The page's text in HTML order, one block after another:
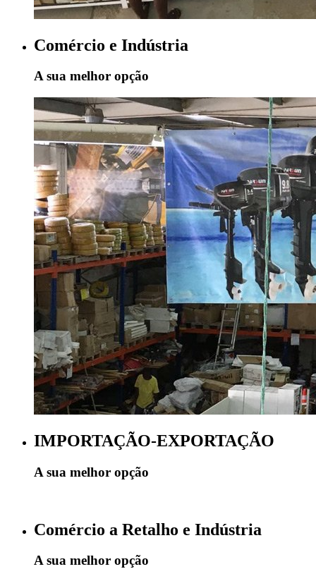
Comércio e Indústria
A sua melhor opção
IMPORTAÇÃO-EXPORTAÇÃO
A sua melhor opção
Comércio a Retalho e Indústria
A sua melhor opção